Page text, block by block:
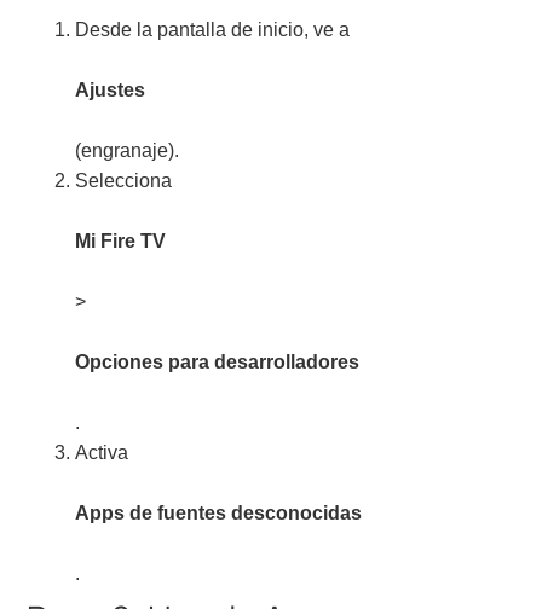
Desde la pantalla de inicio, ve a
Ajustes
(engranaje).
Selecciona
Mi Fire TV
>
Opciones para desarrolladores
.
Activa
Apps de fuentes desconocidas
.